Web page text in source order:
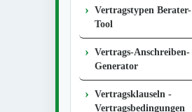
Vertragstypen Berater-
Tool
Vertrags-Anschreiben-
Generator
Vertragsklauseln -
Vertragsbedingungen